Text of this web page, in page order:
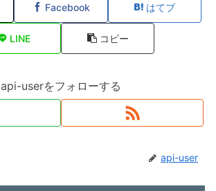
Facebook はてブ
LINE コピー
api-userをフォローする
api-user